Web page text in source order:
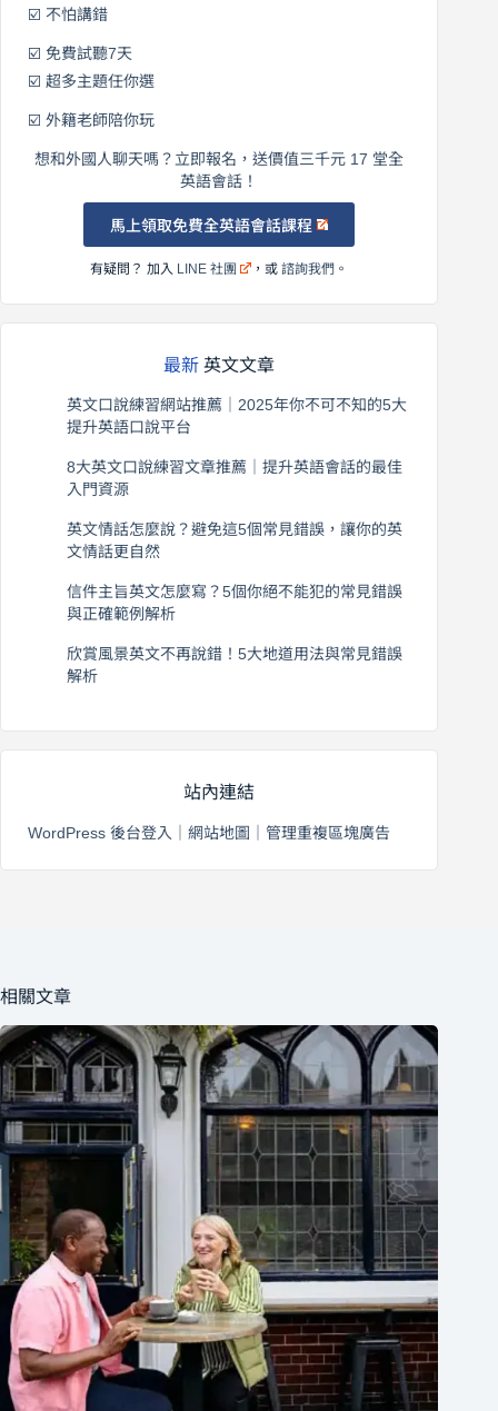
☑️ 不怕講錯
☑️ 免費試聽7天
☑️ 超多主題任你選
☑️ 外籍老師陪你玩
想和外國人聊天嗎？立即報名，送價值三千元 17 堂全
英語會話！
馬上領取免費全英語會話課程
有疑問？ 加入 LINE 社團 ，或諮詢我們 。
最新 英文文章
英文口說練習網站推薦｜2025年你不可不知的5大
提升英語口說平台
8大英文口說練習文章推薦｜提升英語會話的最佳
入門資源
英文情話怎麼說？避免這5個常見錯誤，讓你的英
文情話更自然
信件主旨英文怎麼寫？5個你絕不能犯的常見錯誤
與正確範例解析
欣賞風景英文不再說錯！5大地道用法與常見錯誤
解析
站內連結
WordPress 後台登入 網站地圖 管理重複區塊廣告
相關文章